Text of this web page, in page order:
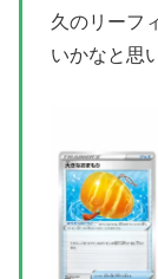
久のリーフ
いかなと思